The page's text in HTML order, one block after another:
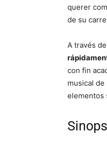
querer
de su
A través
con fin
musical
elementos